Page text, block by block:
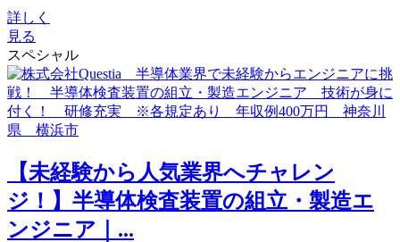
詳しく
見る
スペシャル
【未経験から人気業界へチャレン
ジ！】半導体検査装置の組立・製造エ
ンジニア｜...